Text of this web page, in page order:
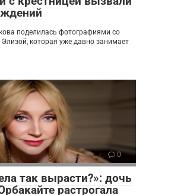
поделилась фотографиями со
Элизой, которая уже давно занимает
0
так вырасти?»: дочь
растрогала